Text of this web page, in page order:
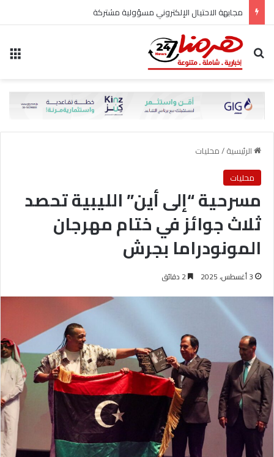
مجابهة الاحتيال الإلكتروني مسؤولية مشتركة
بحث عن
الرئيسية/محليات
محليات
مسرحية “إلى أين” الليبية تحصد
ثلاث جوائز في ختام مهرجان
المونودراما بجرش
3 أغسطس، 2025